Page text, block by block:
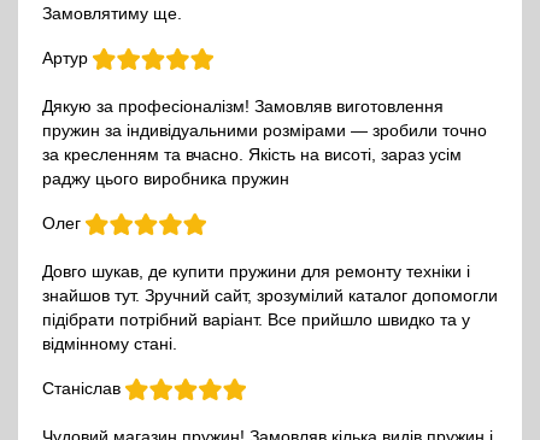
Замовлятиму ще.
Артур
Дякую за професіоналізм! Замовляв виготовлення
пружин за індивідуальними розмірами — зробили точно
за кресленням та вчасно. Якість на висоті, зараз усім
раджу цього виробника пружин
Олег
Довго шукав, де купити пружини для ремонту техніки і
знайшов тут. Зручний сайт, зрозумілий каталог допомогли
підібрати потрібний варіант. Все прийшло швидко та у
відмінному стані.
Станіслав